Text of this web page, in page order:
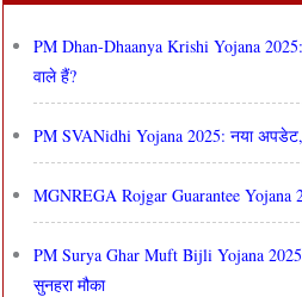
PM Dhan-Dhaanya Krishi Yojana
वाले हैं?
PM SVANidhi Yojana 2025: नया अपडेट,
MGNREGA Rojgar Guarantee
PM Surya Ghar Muft Bijli Yojana
सुनहरा मौका